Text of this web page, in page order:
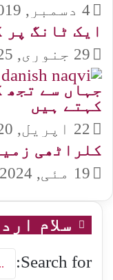
4 دسمبر, 2019
ایک ٹانگ
29 جنوری, 2025
جہاں سے تجھ
کہتے ہیں
22 اپریل, 2020
کلراٹھی
19 مئی, 2024
سلام
Search for: